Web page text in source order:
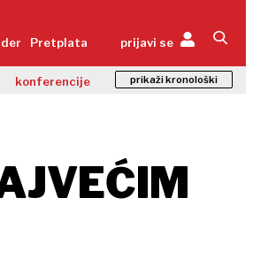
Pretplata prijavi se
konferencije prikaži kronološki